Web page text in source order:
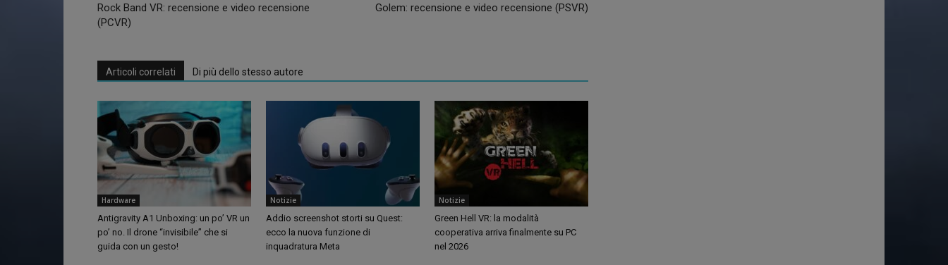
Rock Band VR: recensione e video recensione
(PCVR)
Golem: recensione e video recensione (PSVR)
Articoli correlati Di più dello stesso autore
Hardware
Antigravity A1 Unboxing: un po’ VR un
po’ no. Il drone “invisibile” che si
guida con un gesto!
Notizie
Addio screenshot storti su Quest:
ecco la nuova funzione di
inquadratura Meta
Notizie
Green Hell VR: la modalità
cooperativa arriva finalmente su PC
nel 2026